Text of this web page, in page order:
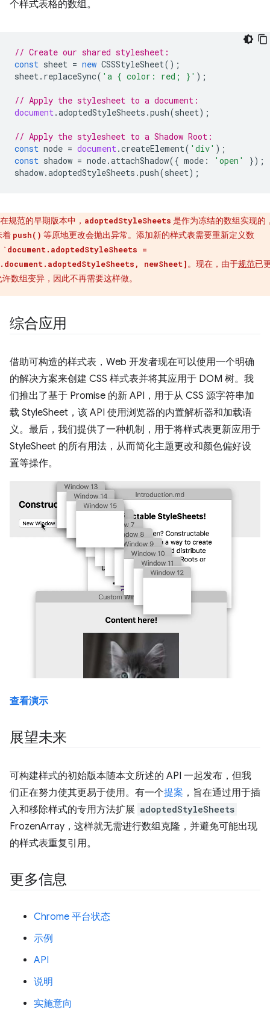
个样式表格的数组。
// Create our shared stylesheet:
const sheet = new CSSStyleSheet();
sheet. replaceSync( 'a { color: red; }' );
// Apply the stylesheet to a document:
document.adoptedStyleSheets .push(sheet);
// Apply the stylesheet to a Shadow Root:
const node = document.createElement( 'div' );
const shadow = node.attachShadow({ mode : 'open'
});
shadow.adoptedStyleSheets .push(sheet);
在规范的早期版本中， adoptedStyleSheets 是作为冻结的数组实现的
着 push() 等原地更改会抛出异常。添加新的样式表需要重新定义数
`document.adoptedStyleSheets =
newSheet]。现在，由于规范已
数组变异，因此不再需要这样做。
综合应用
借助可构造的样式表，Web 开发者现在可以使用一个明确
的解决方案来创建 CSS 样式表并将其应用于 DOM 树。我
们推出了基于 Promise 的新 API，用于从 CSS 源字符串加
载 StyleSheet，该 API 使用浏览器的内置解析器和加载语
义。最后，我们提供了一种机制，用于将样式表更新应用于
StyleSheet 的所有用法，从而简化主题更改和颜色偏好设
置等操作。
查看演示
展望未来
可构建样式的初始版本随本文所述的 API 一起发布，但我
们正在努力使其更易于使用。有一个提案 ，旨在通过用于插
入和移除样式的专用方法扩展 adoptedStyleSheets
FrozenArray，这样就无需进行数组克隆，并避免可能出现
的样式表重复引用。
更多信息
Chrome 平台状态
示例
API
说明
实施意向